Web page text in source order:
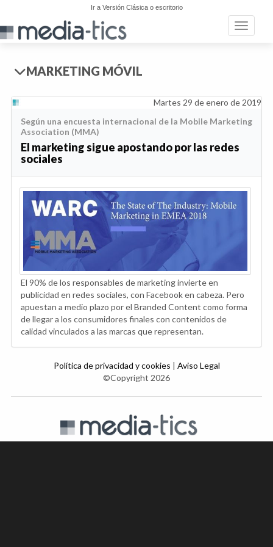
Ir a Versión Clásica o escritorio
Toggle
MARKETING MÓVIL
Martes 29 de enero de 2019
Según una encuesta internacional de la Mobile Marketing
Association (MMA)
El marketing sigue apostando por las redes
sociales
El 90% de los responsables de marketing invierte en
publicidad en redes sociales, con Facebook en cabeza. Pero
apuestan a medio plazo por el Branded Content como forma
de llegar a los consumidores finales con contenidos de
calidad vinculados a las marcas que representan.
Política de privacidad y cookies | Aviso Legal
©Copyright 2026